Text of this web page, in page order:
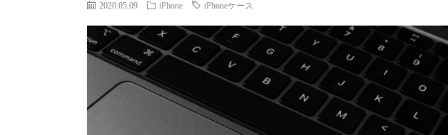
2020.05.09 iPhone iPhoneケース